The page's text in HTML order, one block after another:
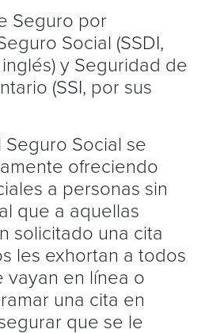
Seguro por
Social (SSDI,
y Seguridad de
(SSI, por sus
Social se
ofreciendo
a personas sin
que a aquellas
solicitado una cita
les exhortan a todos
vayan en línea o
una cita en
que se le